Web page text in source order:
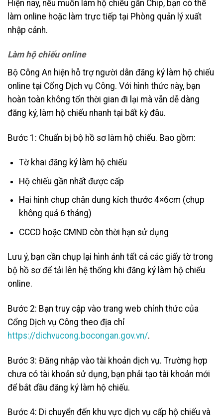
Hiện nay, nếu muốn làm hộ chiếu gắn Chip, bạn có thể
làm online hoặc làm trực tiếp tại Phòng quản lý xuất
nhập cảnh.
Làm hộ chiếu online
Bộ Công An hiện hỗ trợ người dân đăng ký làm hộ chiếu
online tại Cổng Dịch vụ Công. Với hình thức này, bạn
hoàn toàn không tốn thời gian đi lại mà vẫn dễ dàng
đăng ký, làm hộ chiếu nhanh tại bất kỳ đâu.
Bước 1: Chuẩn bị bộ hồ sơ làm hộ chiếu. Bao gồm:
Tờ khai đăng ký làm hộ chiếu
Hộ chiếu gần nhất được cấp
Hai hình chụp chân dung kích thước 4×6cm (chụp
không quá 6 tháng)
CCCD hoặc CMND còn thời hạn sử dụng
Lưu ý, bạn cần chụp lại hình ảnh tất cả các giấy tờ trong
bộ hồ sơ để tải lên hệ thống khi đăng ký làm hộ chiếu
online.
Bước 2: Bạn truy cập vào trang web chính thức của
Cổng Dịch vụ Công theo địa chỉ
https://dichvucong.bocongan.gov.vn/.
Bước 3: Đăng nhập vào tài khoản dịch vụ. Trường hợp
chưa có tài khoản sử dụng, bạn phải tạo tài khoản mới
để bắt đầu đăng ký làm hộ chiếu.
Bước 4: Di chuyển đến khu vực dịch vụ cấp hộ chiếu và